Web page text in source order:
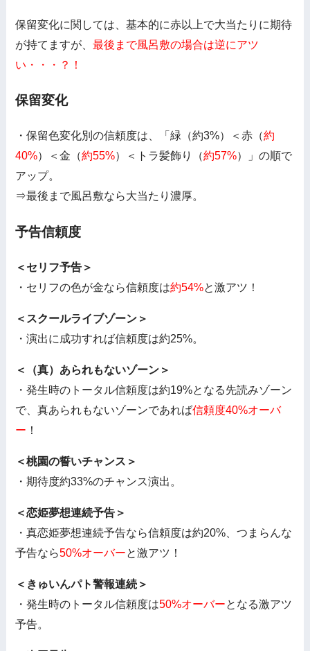
保留変化に関しては、基本的に赤以上で大当たりに期待
が持てますが、最後まで風呂敷の場合は逆にアツ
い・・・？！
保留変化
・保留色変化別の信頼度は、「緑（約3%）＜赤（約
40%）＜金（約55%）＜トラ髪飾り（約57%）」の順で
アップ。
⇒最後まで風呂敷なら大当たり濃厚。
予告信頼度
＜セリフ予告＞
・セリフの色が金なら信頼度は約54%と激アツ！
＜スクールライブゾーン＞
・演出に成功すれば信頼度は約25%。
＜（真）あられもないゾーン＞
・発生時のトータル信頼度は約19%となる先読みゾーン
で、真あられもないゾーンであれば信頼度40%オーバ
ー ！
＜桃園の誓いチャンス＞
・期待度約33%のチャンス演出。
＜恋姫夢想連続予告＞
・真恋姫夢想連続予告なら信頼度は約20%、つまらんな
予告なら50%オーバーと激アツ！
＜きゅいんパト警報連続＞
・発生時のトータル信頼度は50%オーバーとなる激アツ
予告。